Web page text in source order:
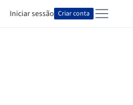
Iniciar sessão Criar conta